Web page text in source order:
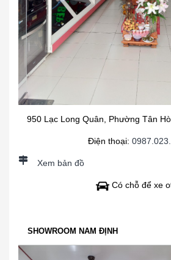
950 Lạc Long Quân, Phường Tân
Điện thoại:
Xem bản đồ
Có chỗ để xe
SHOWROOM NAM ĐỊNH